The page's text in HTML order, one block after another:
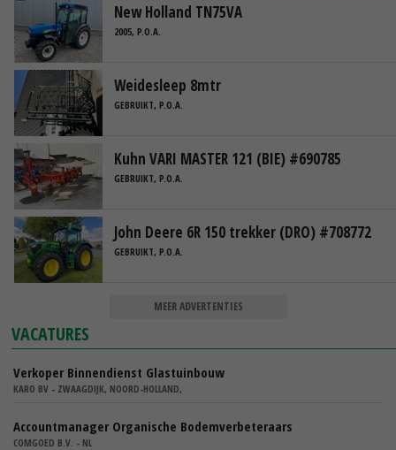
New Holland TN75VA
2005, P.O.A.
Weidesleep 8mtr
GEBRUIKT, P.O.A.
Kuhn VARI MASTER 121 (BIE) #690785
GEBRUIKT, P.O.A.
John Deere 6R 150 trekker (DRO) #708772
GEBRUIKT, P.O.A.
MEER ADVERTENTIES
VACATURES
Verkoper Binnendienst Glastuinbouw
KARO BV - ZWAAGDIJK, NOORD-HOLLAND,
Accountmanager Organische Bodemverbeteraars
COMGOED B.V. - NL